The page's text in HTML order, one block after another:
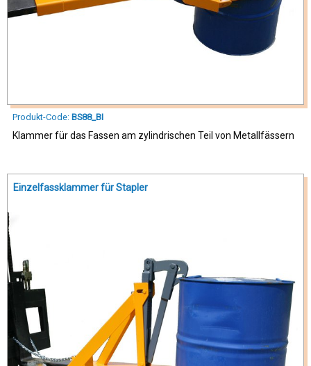
Produkt-Code: BS88_BI
Klammer für das Fassen am zylindrischen Teil von Metallfässern
Einzelfassklammer für Stapler